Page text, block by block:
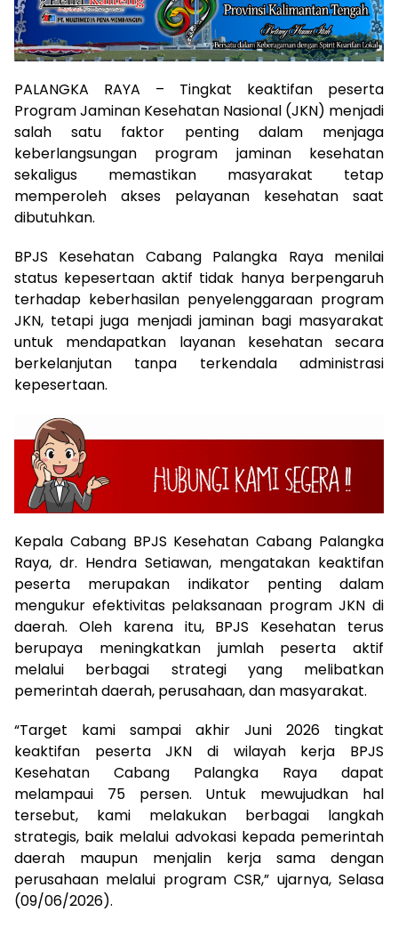
PALANGKA RAYA – Tingkat keaktifan peserta
Program Jaminan Kesehatan Nasional (JKN) menjadi
salah satu faktor penting dalam menjaga
keberlangsungan program jaminan kesehatan
sekaligus memastikan masyarakat tetap
memperoleh akses pelayanan kesehatan saat
dibutuhkan.
BPJS Kesehatan Cabang Palangka Raya menilai
status kepesertaan aktif tidak hanya berpengaruh
terhadap keberhasilan penyelenggaraan program
JKN, tetapi juga menjadi jaminan bagi masyarakat
untuk mendapatkan layanan kesehatan secara
berkelanjutan tanpa terkendala administrasi
kepesertaan.
Kepala Cabang BPJS Kesehatan Cabang Palangka
Raya, dr. Hendra Setiawan, mengatakan keaktifan
peserta merupakan indikator penting dalam
mengukur efektivitas pelaksanaan program JKN di
daerah. Oleh karena itu, BPJS Kesehatan terus
berupaya meningkatkan jumlah peserta aktif
melalui berbagai strategi yang melibatkan
pemerintah daerah, perusahaan, dan masyarakat.
“Target kami sampai akhir Juni 2026 tingkat
keaktifan peserta JKN di wilayah kerja BPJS
Kesehatan Cabang Palangka Raya dapat
melampaui 75 persen. Untuk mewujudkan hal
tersebut, kami melakukan berbagai langkah
strategis, baik melalui advokasi kepada pemerintah
daerah maupun menjalin kerja sama dengan
perusahaan melalui program CSR,” ujarnya, Selasa
(09/06/2026).